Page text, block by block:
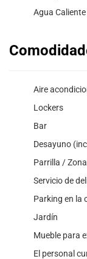
Agua Caliente
Aire
Lockers
Bar
Desayuno
Parrilla /
Servicio de
Parking en la
Jardín
Mueble para
El personal